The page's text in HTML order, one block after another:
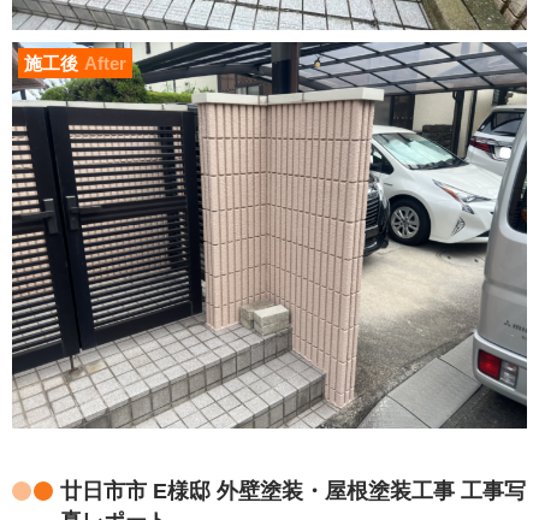
施工後 After
廿日市市 E様邸 外壁塗装・屋根塗装工事 工事写